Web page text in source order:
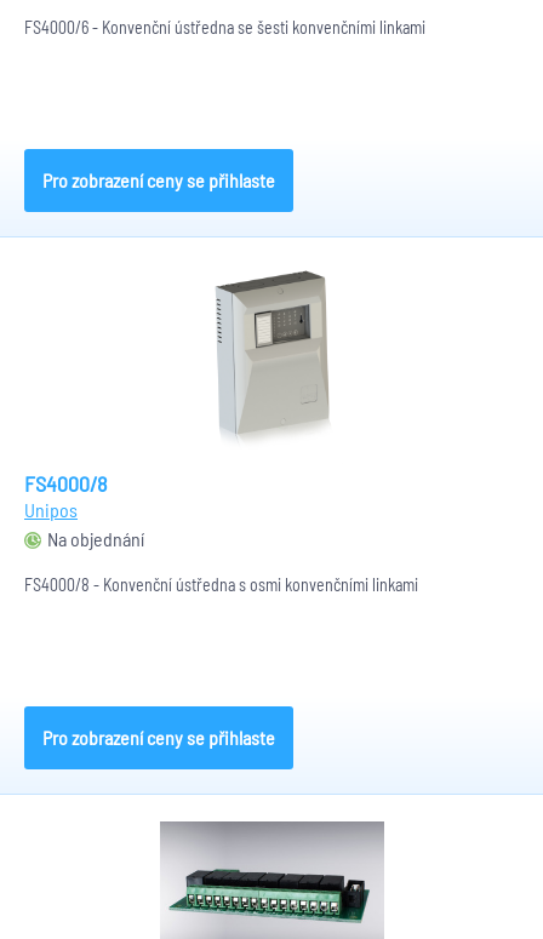
FS4000/6 - Konvenční ústředna se šesti konvenčními linkami
Pro zobrazení ceny se přihlaste
FS4000/8
Unipos
Na objednání
FS4000/8 - Konvenční ústředna s osmi konvenčními linkami
Pro zobrazení ceny se přihlaste